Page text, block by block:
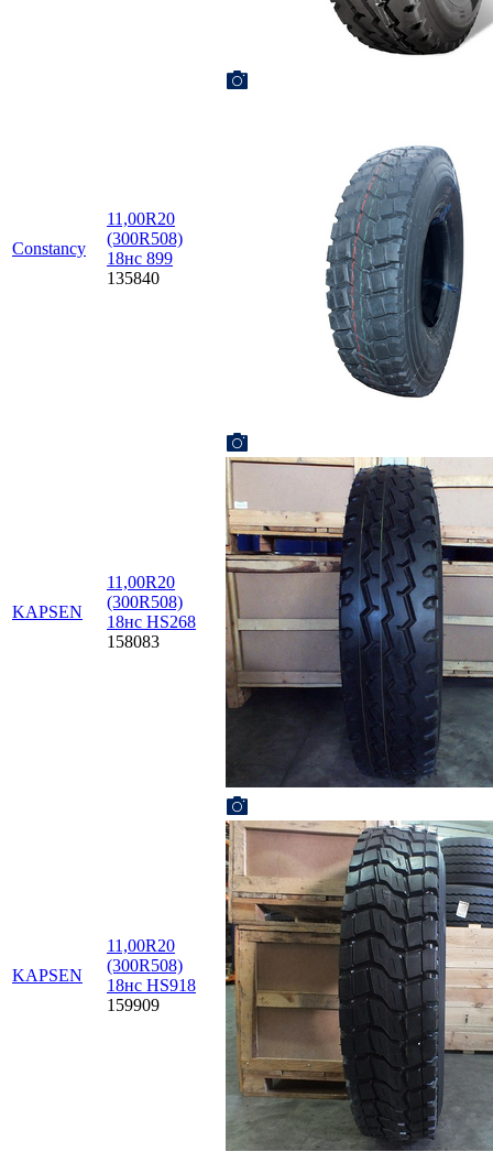
Constancy
11,00R20
(300R508)
18нс 899
135840
KAPSEN
11,00R20
(300R508)
18нс HS268
158083
KAPSEN
11,00R20
(300R508)
18нс HS918
159909